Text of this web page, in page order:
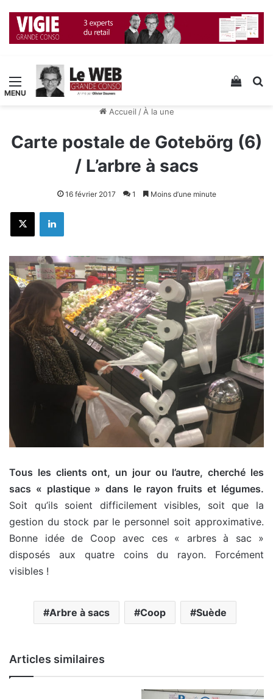
Menu Voir
Accueil / À la une
Carte postale de Gotebörg (6)
/ L’arbre à sacs
16 février 2017 1 Moins d’une minute
X Linkedin
Tous les clients ont, un jour ou l’autre, cherché les
sacs « plastique » dans le rayon fruits et légumes.
Soit qu’ils soient difficilement visibles, soit que la
gestion du stock par le personnel soit approximative.
Bonne idée de Coop avec ces « arbres à sac »
disposés aux quatre coins du rayon. Forcément
visibles !
Arbre à sacs Coop Suède
Articles similaires